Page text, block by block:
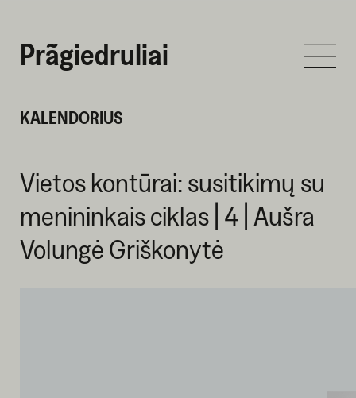
Prãgiedruliai
KALENDORIUS
Vietos kontūrai: susitikimų su
menininkais ciklas | 4 | Aušra
Volungė Griškonytė